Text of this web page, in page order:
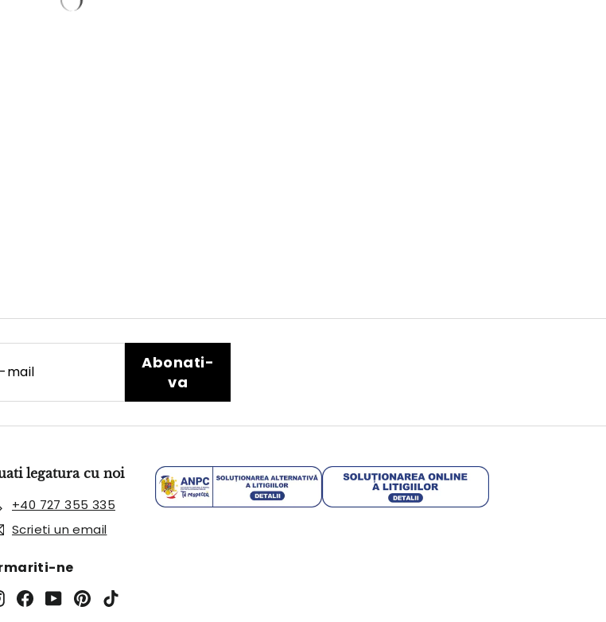
Abonati-
va
legatura cu noi
+40 727 355 335
Scrieti un email
ne
InstagramFacebook
YouTube
Pinterest